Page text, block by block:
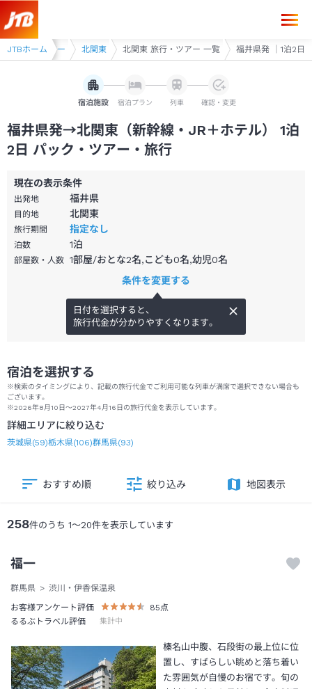
JTBホーム
・JR利用ツアー 北関東 北関東 旅行・ツアー 一覧 福井県発 ｜1泊2日
宿泊施設 宿泊プラン 列車 確認・変更
福井県発→北関東（新幹線・JR＋ホテル） 1泊
2日 パック・ツアー・旅行
現在の表示条件
出発地 福井県
目的地 北関東
旅行期間 指定なし
泊数 1泊
部屋数・人数 1部屋/おとな2名,こども0名,幼児0名
条件を変更する
日付を選択すると、
旅行代金が分かりやすくなります。
宿泊を選択する
※検索のタイミングにより、記載の旅行代金でご利用可能な列車が満席で選択できない場合も
ございます。
※2026年8月10日～2027年4月16日の旅行代金を表示しています。
詳細エリアに絞り込む
茨城県(59)栃木県(106)群馬県(93)
258件のうち 1～20件を表示しています
おすすめ順 絞り込み 地図表示
福一
群馬県
渋川・伊香保温泉
お客様アンケート評価
85 点
るるぶトラベル評価
集計中
榛名山中腹、石段街の最上位に位
置し、すばらしい眺めと落ち着い
た雰囲気が自慢のお宿です。旬の